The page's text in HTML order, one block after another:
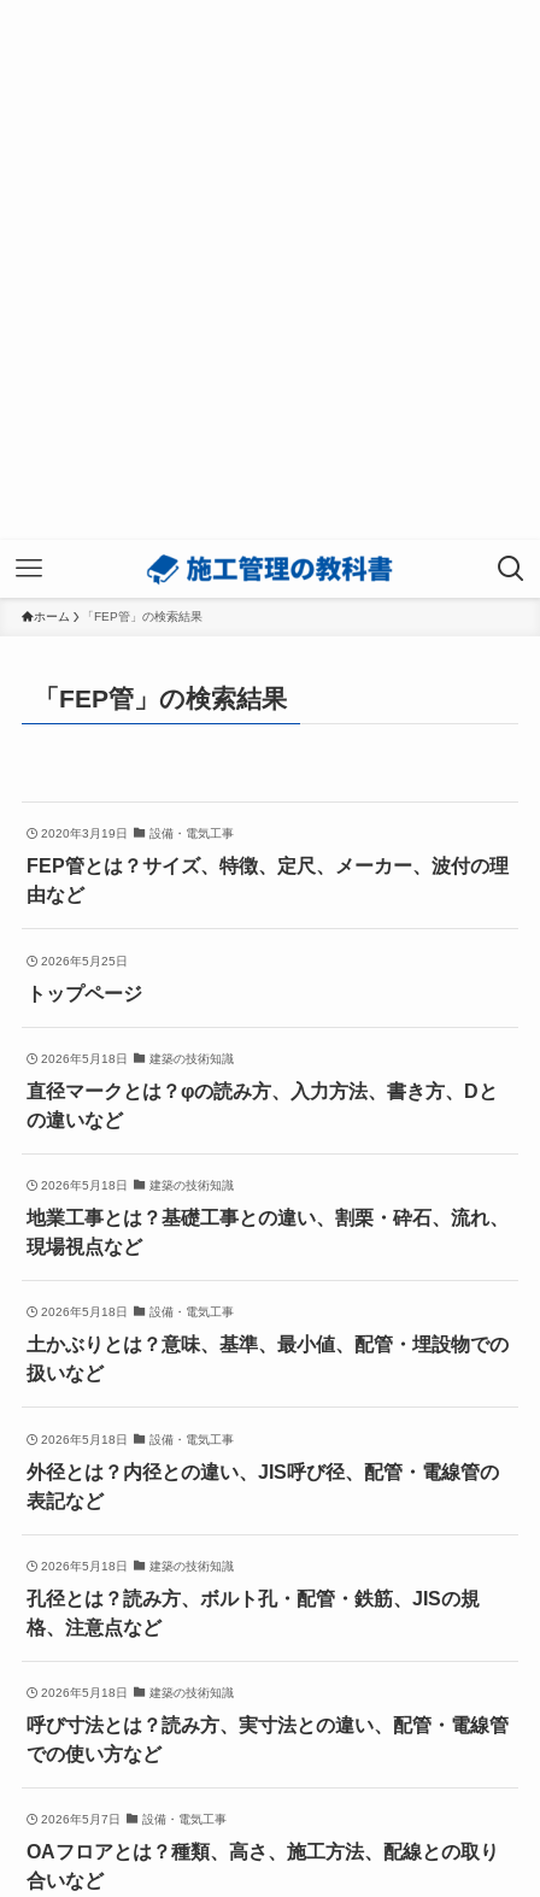
ホーム 「FEP管」の検索結果
「FEP管」の検索結果
2020年3月19日 設備・電気工事
FEP管とは？サイズ、特徴、定尺、メーカー、波付の理
由など
2026年5月25日
トップページ
2026年5月18日 建築の技術知識
直径マークとは？φの読み方、入力方法、書き方、Dと
の違いなど
2026年5月18日 建築の技術知識
地業工事とは？基礎工事との違い、割栗・砕石、流れ、
現場視点など
2026年5月18日 設備・電気工事
土かぶりとは？意味、基準、最小値、配管・埋設物での
扱いなど
2026年5月18日 設備・電気工事
外径とは？内径との違い、JIS呼び径、配管・電線管の
表記など
2026年5月18日 建築の技術知識
孔径とは？読み方、ボルト孔・配管・鉄筋、JISの規
格、注意点など
2026年5月18日 建築の技術知識
呼び寸法とは？読み方、実寸法との違い、配管・電線管
での使い方など
2026年5月7日 設備・電気工事
OAフロアとは？種類、高さ、施工方法、配線との取り
合いなど